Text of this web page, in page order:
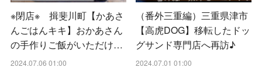
※閉店※ 揖斐川町【かあさ
んごはんキキ】おかあさん
の手作りご飯がいただけ…
2024.07.06 01:00
（番外三重編）三重県津市
【高虎DOG】移転したドッ
グサンド専門店へ再訪♪
2024.07.01 01:00